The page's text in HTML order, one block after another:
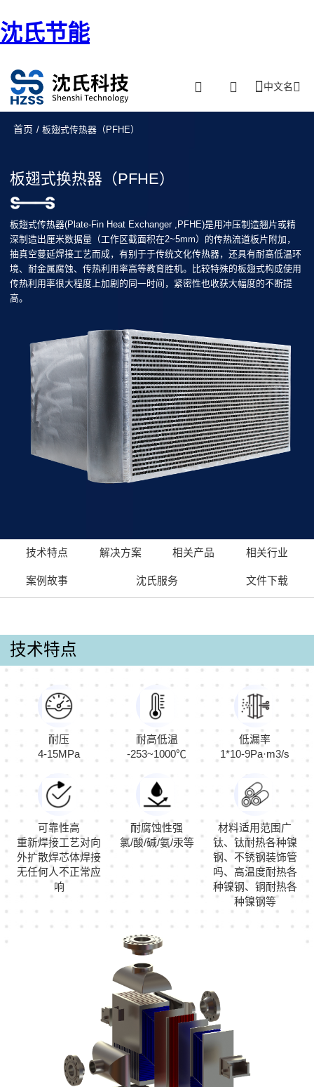
沈氏节能
中文名
首页 / 板翅式传热器（PFHE）
板翅式换热器（PFHE）
板翅式传热器(Plate-Fin Heat Exchanger ,PFHE)是用冲压制造翘片或精
深制造出厘米数据量（工作区截面积在2~5mm）的传热流道板片附加，
抽真空蔓延焊接工艺而成，有别于于传统文化传热器，还具有耐高低温环
境、耐金属腐蚀、传热利用率高等教育胜机。比较特殊的板翅式构成使用
传热利用率很大程度上加剧的同一时间，紧密性也收获大幅度的不断提
高。
技术特点 解决方案 相关产品 相关行业
案例故事 沈氏服务 文件下载
技术特点
耐压
4-15MPa
耐高低温
-253~1000℃
低漏率
1*10-9Pa·m3/s
可靠性高
重新焊接工艺对向
外扩散焊芯体焊接
无任何人不正常应
响
耐腐蚀性强
氯/酸/碱/氨/汞等
材料适用范围广
钛、钛耐热各种镍
钢、不锈钢装饰管
吗、高温度耐热各
种镍钢、铜耐热各
种镍钢等